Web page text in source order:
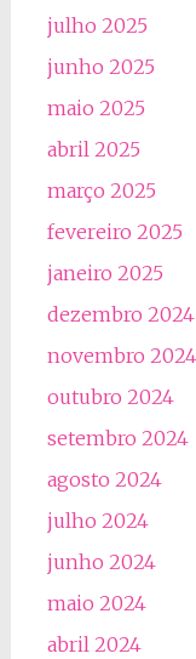
julho 2025
junho 2025
maio 2025
abril 2025
março 2025
fevereiro 2025
janeiro 2025
dezembro 2024
novembro 2024
outubro 2024
setembro 2024
agosto 2024
julho 2024
junho 2024
maio 2024
abril 2024